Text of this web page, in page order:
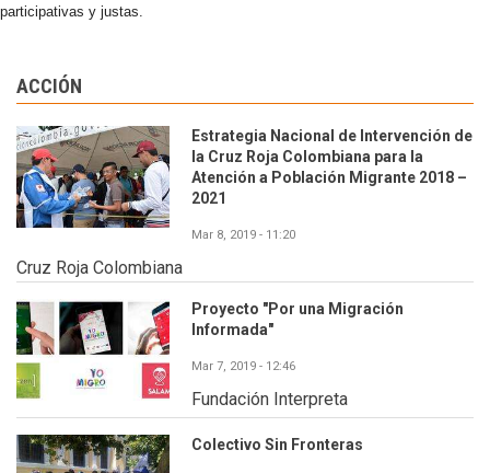
participativas y justas.
ACCIÓN
Estrategia Nacional de Intervención de
la Cruz Roja Colombiana para la
Atención a Población Migrante 2018 –
2021
Mar 8, 2019 - 11:20
Cruz Roja Colombiana
Proyecto "Por una Migración
Informada"
Mar 7, 2019 - 12:46
Fundación Interpreta
Colectivo Sin Fronteras